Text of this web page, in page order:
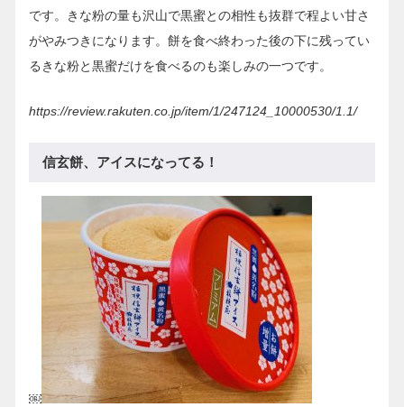
です。きな粉の量も沢山で黒蜜との相性も抜群で程よい甘さ
がやみつきになります。餅を食べ終わった後の下に残ってい
るきな粉と黒蜜だけを食べるのも楽しみの一つです。
https://review.rakuten.co.jp/item/1/247124_10000530/1.1/
信玄餅、アイスになってる！
￼